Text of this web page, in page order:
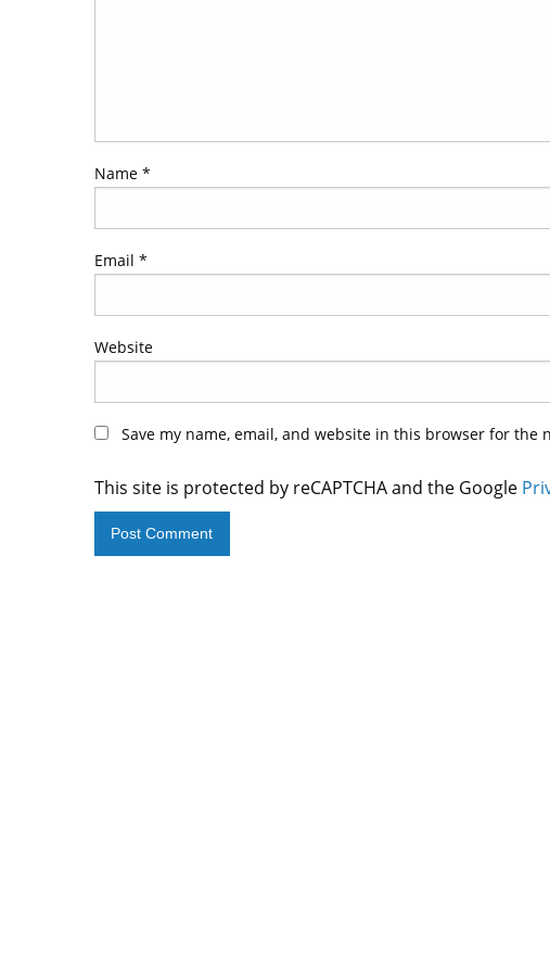
Name *
Email *
Website
Save my name, email, and website in this browser for the
This site is protected by reCAPTCHA and the Google